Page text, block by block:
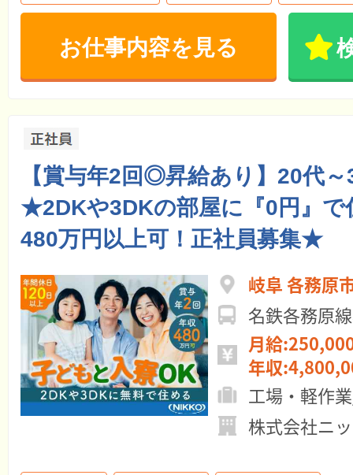
お仕事内容を見る
【賞与年2回◎昇給あり】20代
★2DKや3DKの部屋に『0円』
480万円以上可！正社員募集★
岐阜 各務原
名鉄各務原
月給
年収
工場・軽作
株式会社ニ